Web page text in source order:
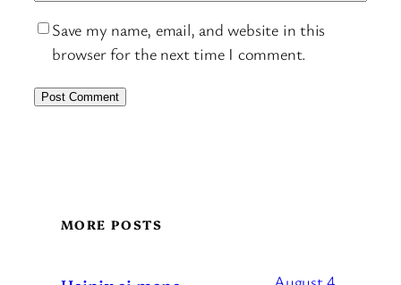
Save my name, email, and website in this
browser for the next time I comment.
MORE POSTS